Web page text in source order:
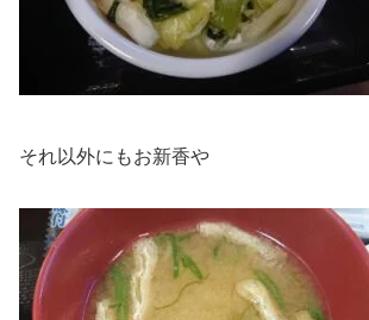
それ以外にもお新香や